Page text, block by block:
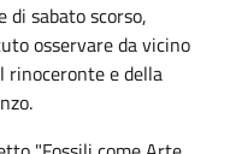
sabato scorso,
osservare da vicino
rinoceronte e della